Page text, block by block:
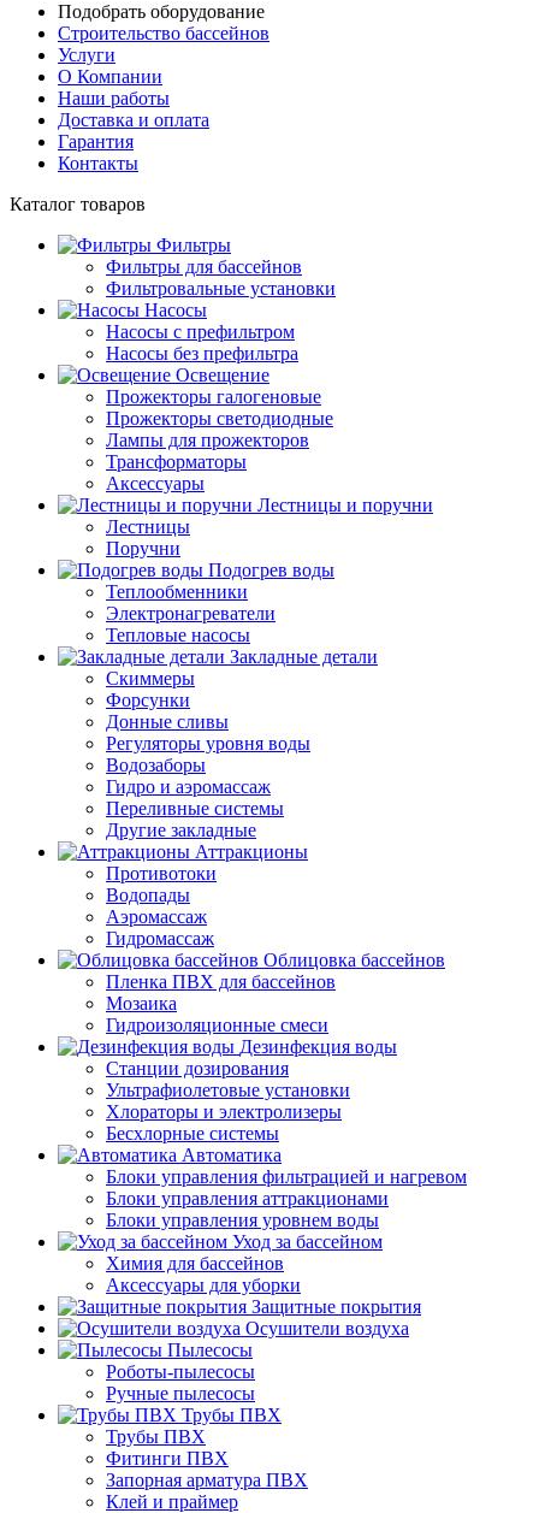
Подобрать оборудование
Строительство бассейнов
Услуги
О Компании
Наши работы
Доставка и оплата
Гарантия
Контакты
Каталог товаров
Фильтры
Фильтры для бассейнов
Фильтровальные установки
Насосы
Насосы с префильтром
Насосы без префильтра
Освещение
Прожекторы галогеновые
Прожекторы светодиодные
Лампы для прожекторов
Трансформаторы
Аксессуары
Лестницы и поручни
Лестницы
Поручни
Подогрев воды
Теплообменники
Электронагреватели
Тепловые насосы
Закладные детали
Скиммеры
Форсунки
Донные сливы
Регуляторы уровня воды
Водозаборы
Гидро и аэромассаж
Переливные системы
Другие закладные
Аттракционы
Противотоки
Водопады
Аэромассаж
Гидромассаж
Облицовка бассейнов
Пленка ПВХ для бассейнов
Мозаика
Гидроизоляционные смеси
Дезинфекция воды
Станции дозирования
Ультрафиолетовые установки
Хлораторы и электролизеры
Бесхлорные системы
Автоматика
Блоки управления фильтрацией и нагревом
Блоки управления аттракционами
Блоки управления уровнем воды
Уход за бассейном
Химия для бассейнов
Аксессуары для уборки
Защитные покрытия
Осушители воздуха
Пылесосы
Роботы-пылесосы
Ручные пылесосы
Трубы ПВХ
Трубы ПВХ
Фитинги ПВХ
Запорная арматура ПВХ
Клей и праймер